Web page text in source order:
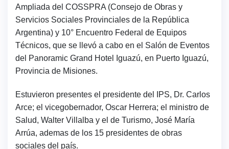
Ampliada del COSSPRA (Consejo de Obras y
Servicios Sociales Provinciales de la República
Argentina) y 10° Encuentro Federal de Equipos
Técnicos, que se llevó a cabo en el Salón de Eventos
del Panoramic Grand Hotel Iguazú, en Puerto Iguazú,
Provincia de Misiones.
Estuvieron presentes el presidente del IPS, Dr. Carlos
Arce; el vicegobernador, Oscar Herrera; el ministro de
Salud, Walter Villalba y el de Turismo, José María
Arrúa, ademas de los 15 presidentes de obras
sociales del país.